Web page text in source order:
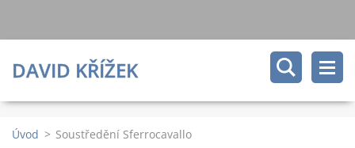
DAVID KŘÍŽEK
Úvod > Soustředění Sferrocavallo